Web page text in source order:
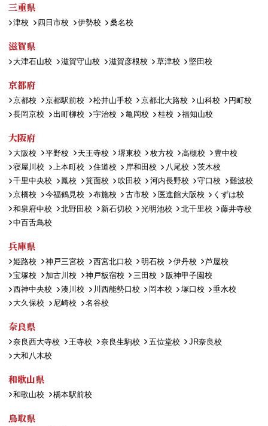
三重県
津校 四日市校 伊勢校 桑名校
滋賀県
大津石山校 滋賀守山校 滋賀彦根校 草津校 堅田校
京都府
京都校 京都駅前校 松井山手校 京都北大路校 山科校
円町校
長岡京校
出町柳校 宇治校 亀岡校 桂校 福知山校
大阪府
大阪校 平野校 天王寺校 堺東校 枚方校 高槻校
豊中校
寝屋川校
上本町校 住道校 岸和田校 八尾校
茨木校
千里中央校
鳳校 箕面校 吹田校 河内長野校 守口校
難波校
京橋校
今福鶴見校 布施校 古市校 医進館大阪校
くずは校
和泉府中校
北野田校 新石切校 光明池校 北千里校
藤井寺校
中百舌鳥校
兵庫県
姫路校 神戸三宮校 西宮北口校 明石校 伊丹校
芦屋校
宝塚校
加古川校 神戸板宿校 三田校
阪神甲子園校
西神中央校
湊川校 川西能勢口校 岡本校 塚口校
垂水校
大久保校
尼崎校 名谷校
奈良県
奈良西大寺校 王寺校 奈良生駒校 五位堂校
JR奈良校
大和八木校
和歌山県
和歌山校 橋本駅前校
鳥取県